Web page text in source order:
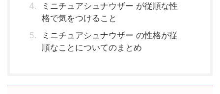
ミニチュアシュナウザー が従順な性
格で気をつけること
ミニチュアシュナウザー の性格が従
順なことについてのまとめ